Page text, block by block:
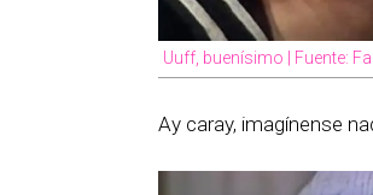
Uuff, buenísimo | Fuente:
Ay caray, imagínense